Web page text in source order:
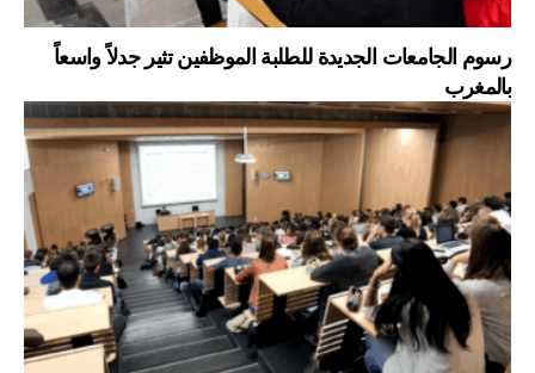
رسوم الجامعات الجديدة للطلبة الموظفين تثير جدلاً واسعاً
بالمغرب